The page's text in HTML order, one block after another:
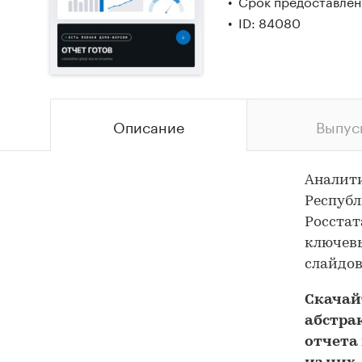
ID: 84080
Описание
отчета